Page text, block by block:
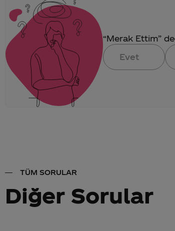
“Merak Ettim”
Evet
TÜM SORULAR
Diğer Sorular